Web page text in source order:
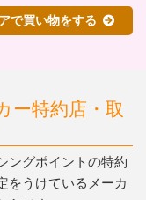
で買い物をする
ー特約店・取
ングポイントの特約
をうけているメーカ